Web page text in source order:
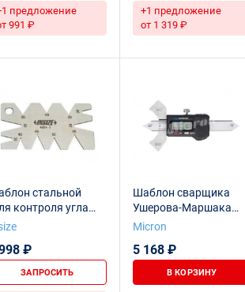
предложение
991 ₽
+1 предложение
от 1 319 ₽
стальной
контроля угла
₽
ЗАПРОСИТЬ
Шаблон сварщика
Ушерова-Маршака
цифровой
Micron
5 168 ₽
В КОРЗИНУ